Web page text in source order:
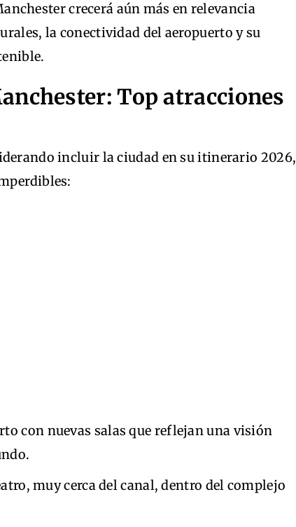
crecerá aún más en relevancia
la conectividad del aeropuerto y su
Top atracciones
incluir la ciudad en su itinerario 2026,
con nuevas salas que reflejan una visión
muy cerca del canal, dentro del complejo